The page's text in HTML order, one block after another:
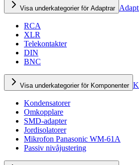
Visa underkategorier för Adaptrar
RCA
XLR
Telekontakter
DIN
BNC
Visa underkategorier för Komponenter
Kondensatorer
Omkopplare
SMD-adapter
Jordisolatorer
Mikrofon Panasonic WM-61A
Passiv nivåjustering